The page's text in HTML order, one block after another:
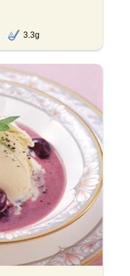
3.3g